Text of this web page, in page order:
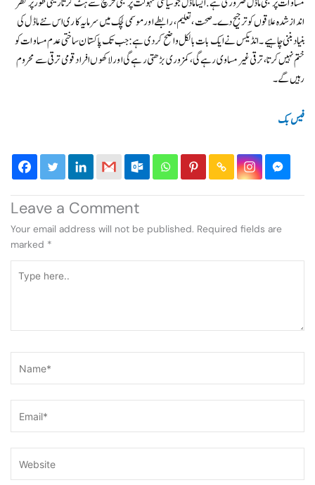
انداز شدہ علاقوں کو ترجیح دے۔ صحت، تعلیم، رابطے اور موسمی لچک میں سرمایہ کاری اس نئے ماڈل کی
بنیاد بننی چاہیے۔ انڈیکس نے ایک بات بالکل واضح کر دی ہے: جب تک پاکستان ساختی عدم مساوات کو
ختم نہیں کرتا، ترقی غیر مساوی رہے گی، کمزوری بڑھتی رہے گی اور لاکھوں افراد قومی ترقی سے محروم
رہیں گے۔
فیس بک
Leave a Comment
Your email address will not be published. Required fields are
marked *
here..